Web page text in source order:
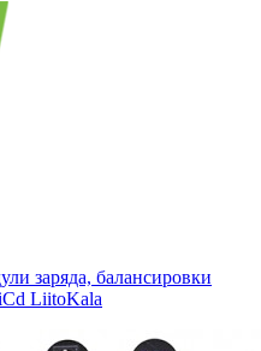
заряда, балансировки
LiitoKala